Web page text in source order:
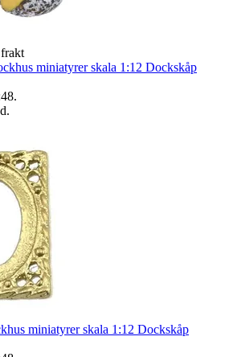
miniatyrer skala 1:12 Dockskåp
.
.
miniatyrer skala 1:12 Dockskåp